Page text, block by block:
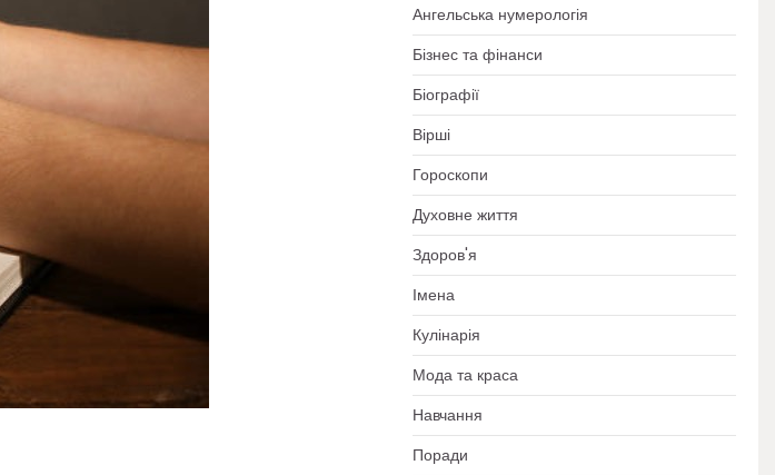
Ангельська нумерологія
Бізнес та фінанси
Біографії
Вірші
Гороскопи
Духовне життя
Здоров'я
Імена
Кулінарія
Мода та краса
Навчання
Поради